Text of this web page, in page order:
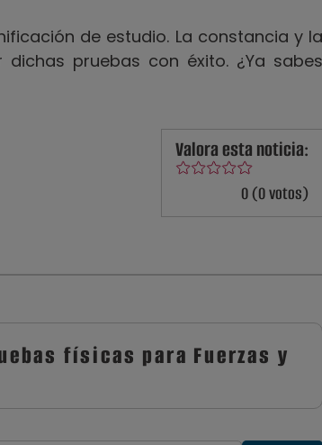
de estudio. La constancia y la
pruebas con éxito. ¿Ya sabes
Valora esta noticia:
0 (0 votos)
físicas para Fuerzas y